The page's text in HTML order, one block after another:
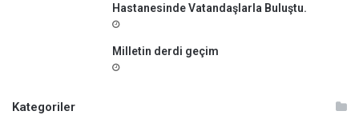
Hastanesinde Vatandaşlarla Buluştu.
Milletin derdi geçim
Kategoriler